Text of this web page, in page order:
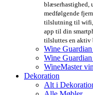
blæserhastighed,
medfølgende
tilslutning til wifi,
app til din
tilsluttes en aktiv
Wine
Wine
WineMaster
Dekoration
Alt i